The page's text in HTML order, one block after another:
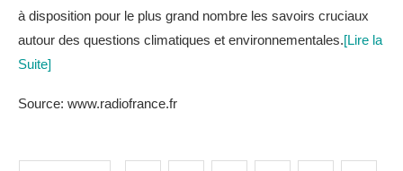
à disposition pour le plus grand nombre les savoirs cruciaux
autour des questions climatiques et environnementales.[Lire la
Suite]
Source: www.radiofrance.fr